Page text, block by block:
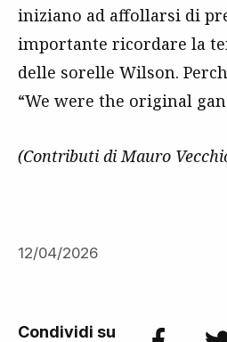
iniziano ad affollarsi di
importante ricordare la
delle sorelle Wilson.
“We were the original
(Contributi di Mauro
12/04/2026
Condividi su